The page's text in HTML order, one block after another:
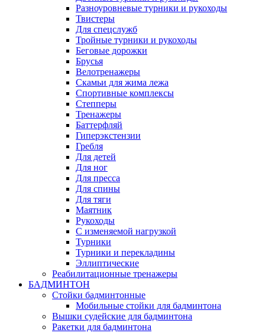
Разноуровневые турники и рукоходы
Твистеры
Для спецслужб
Тройные турники и рукоходы
Беговые дорожки
Брусья
Велотренажеры
Скамьи для жима лежа
Спортивные комплексы
Степперы
Тренажеры
Баттерфляй
Гиперэкстензии
Гребля
Для детей
Для ног
Для пресса
Для спины
Для тяги
Маятник
Рукоходы
С изменяемой нагрузкой
Турники
Турники и перекладины
Эллиптические
Реабилитационные тренажеры
БАДМИНТОН
Стойки бадминтонные
Мобильные стойки для бадминтона
Вышки судейские для бадминтона
Ракетки для бадминтона